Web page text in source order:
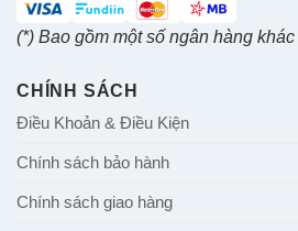
(*) Bao gồm một số ngân hàng khác
CHÍNH SÁCH
Điều Khoản & Điều Kiện
Chính sách bảo hành
Chính sách giao hàng